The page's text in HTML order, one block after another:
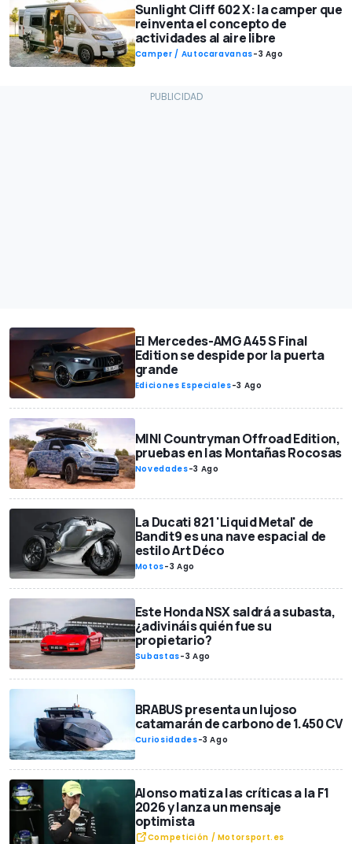
Sunlight Cliff 602 X: la camper que
reinventa el concepto de
actividades al aire libre
Camper / Autocaravanas-3 Ago
El Mercedes-AMG A45 S Final
Edition se despide por la puerta
grande
Ediciones Especiales-3 Ago
MINI Countryman Offroad Edition,
pruebas en las Montañas Rocosas
Novedades-3 Ago
La Ducati 821 'Liquid Metal' de
Bandit9 es una nave espacial de
estilo Art Déco
Motos-3 Ago
Este Honda NSX saldrá a subasta,
¿adivináis quién fue su
propietario?
Subastas-3 Ago
BRABUS presenta un lujoso
catamarán de carbono de 1.450 CV
Curiosidades-3 Ago
Alonso matiza las críticas a la F1
2026 y lanza un mensaje
optimista
Competición / Motorsport.es